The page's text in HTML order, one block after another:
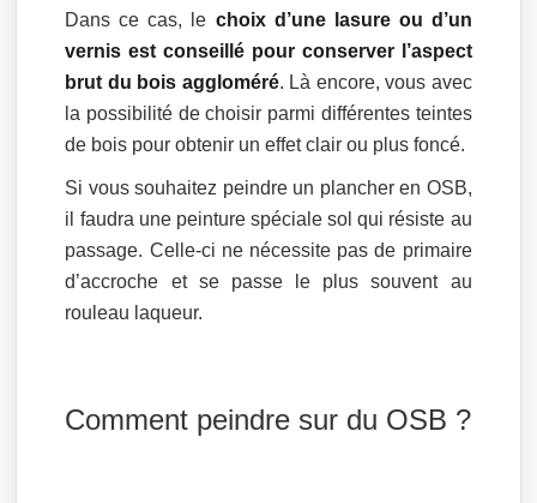
Dans ce cas, le choix d’une lasure ou d’un
vernis est conseillé pour conserver l’aspect
brut du bois aggloméré. Là encore, vous avec
la possibilité de choisir parmi différentes teintes
de bois pour obtenir un effet clair ou plus foncé.
Si vous souhaitez peindre un plancher en OSB,
il faudra une peinture spéciale sol qui résiste au
passage. Celle-ci ne nécessite pas de primaire
d’accroche et se passe le plus souvent au
rouleau laqueur.
Comment peindre sur du OSB ?